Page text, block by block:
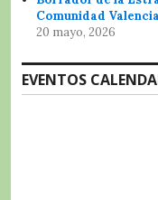
Comunidad
20 mayo, 2026
EVENTOS